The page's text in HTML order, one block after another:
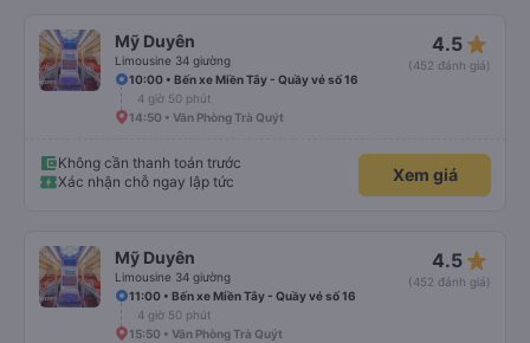
Mỹ Duyên
Limousine 34 giường
4.5 star_rate
(452 đánh giá)
10:00 • Bến xe Miền Tây - Quầy vé số 16
4 giờ 50 phút
14:50 • Văn Phòng Trà Quýt
Không cần thanh toán trước
Xác nhận chỗ ngay lập tức
Xem giá
Mỹ Duyên
Limousine 34 giường
4.5 star_rate
(452 đánh giá)
11:00 • Bến xe Miền Tây - Quầy vé số 16
4 giờ 50 phút
15:50 • Văn Phòng Trà Quýt